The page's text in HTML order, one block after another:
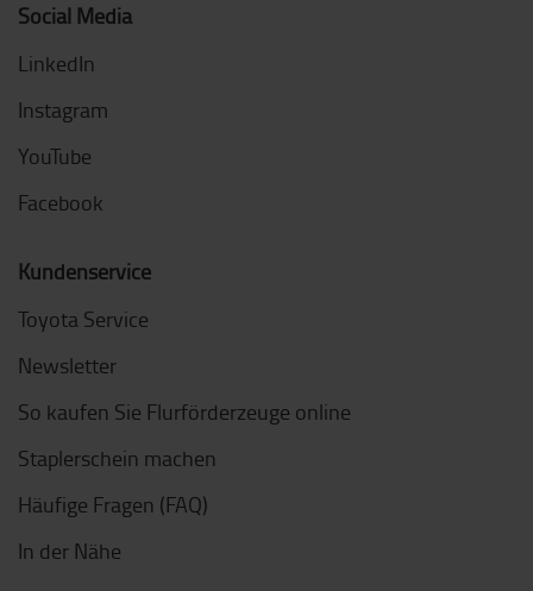
Social Media
LinkedIn
Instagram
YouTube
Facebook
Kundenservice
Toyota Service
Newsletter
So kaufen Sie Flurförderzeuge online
Staplerschein machen
Häufige Fragen (FAQ)
In der Nähe